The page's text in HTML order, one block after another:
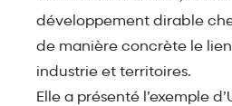
développement dirable
de manière concrète le
industrie et territoires.
Elle a présenté l’exemple